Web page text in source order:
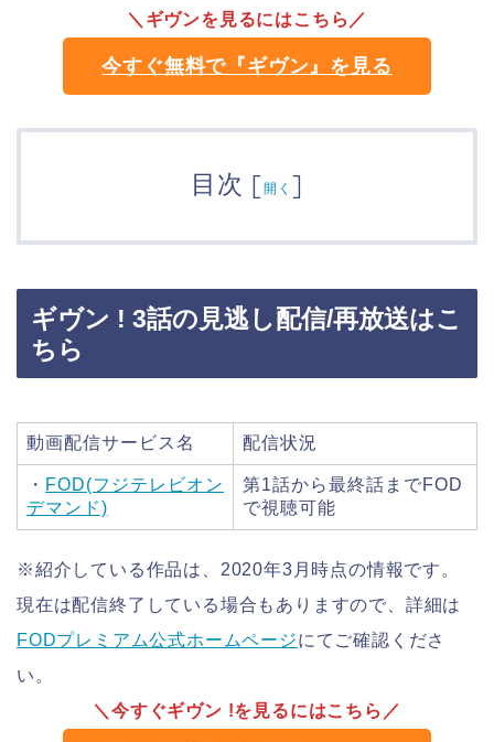
＼ギヴンを見るにはこちら／
今すぐ無料で『ギヴン』を見る
目次 [開く ]
ギヴン ! 3話の見逃し配信/再放送はこ
ちら
動画配信サービス名 配信状況
・ FOD(フジテレビオン
デマンド)
第1話から最終話までFOD
で視聴可能
※紹介している作品は、2020年3月時点の情報です。
現在は配信終了している場合もありますので、詳細は
FODプレミアム公式ホームページにてご確認くださ
い。
＼今すぐギヴン !を見るにはこちら／